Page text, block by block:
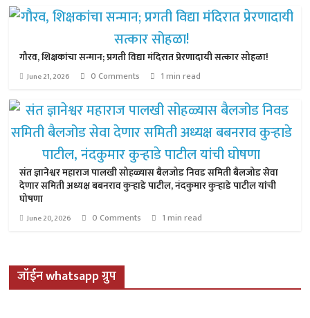
गौरव, शिक्षकांचा सन्मान; प्रगती विद्या मंदिरात प्रेरणादायी सत्कार सोहळा!
June 21, 2026 0 Comments 1 min read
संत ज्ञानेश्वर महाराज पालखी सोहळ्यास बैलजोड निवड समिती बैलजोड सेवा
देणार समिती अध्यक्ष बबनराव कुऱ्हाडे पाटील, नंदकुमार कुऱ्हाडे पाटील यांची
घोषणा
June 20, 2026 0 Comments 1 min read
जॉईन whatsapp ग्रुप